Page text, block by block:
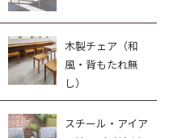
木製チェア（和
風・背もたれ無
し）
スチール・アイア